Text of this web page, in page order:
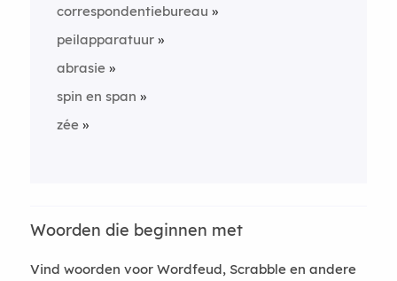
correspondentiebureau
peilapparatuur
abrasie
spin en span
zée
Woorden die beginnen met
Vind woorden voor Wordfeud, Scrabble en andere